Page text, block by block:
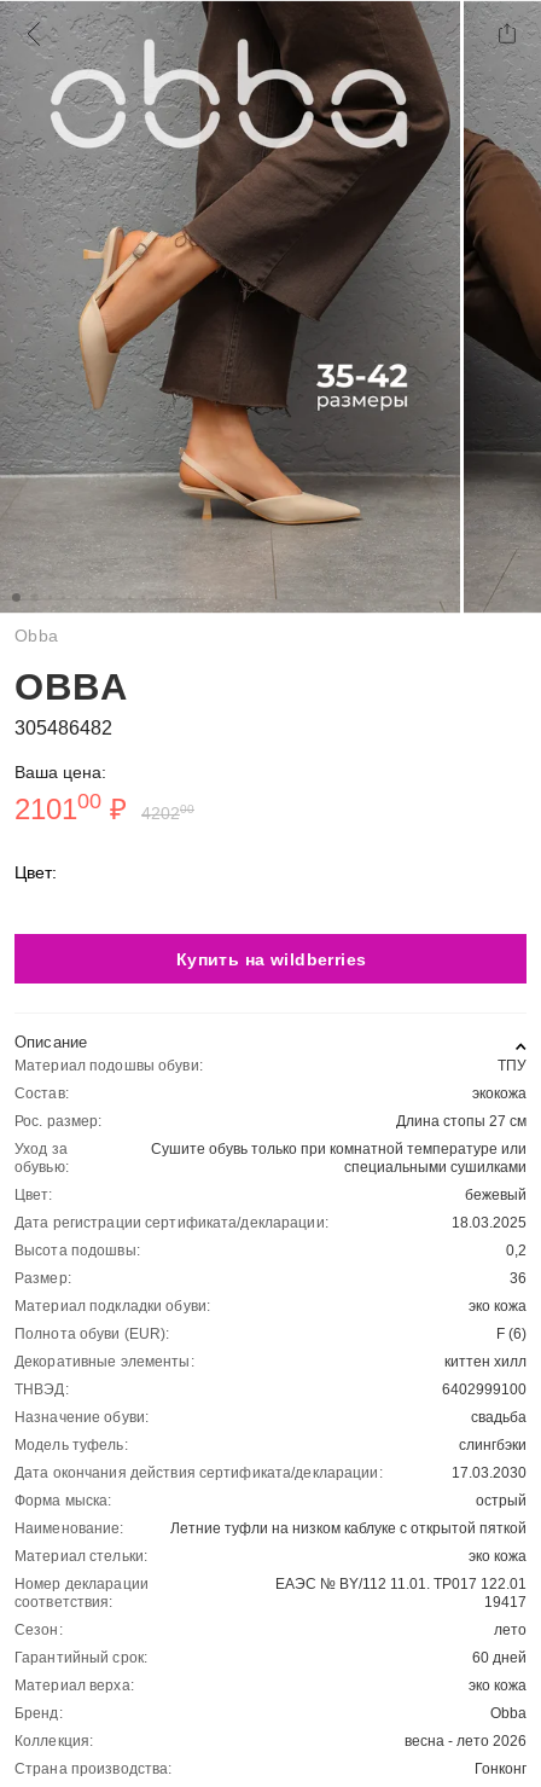
Obba
OBBA
305486482
Ваша цена:
210100 ₽ 420200
Цвет:
Купить на wildberries
Описание
Материал подошвы обуви:
ТПУ
Состав:
экокожа
Рос. размер:
Длина стопы 27 см
Уход за
обувью:
Сушите обувь только при комнатной температуре или
специальными сушилками
Цвет:
бежевый
Дата регистрации сертификата/декларации:
18.03.2025
Высота подошвы:
0,2
Размер:
36
Материал подкладки обуви:
эко кожа
Полнота обуви (EUR):
F (6)
Декоративные элементы:
киттен хилл
ТНВЭД:
6402999100
Назначение обуви:
свадьба
Модель туфель:
слингбэки
Дата окончания действия сертификата/декларации:
17.03.2030
Форма мыска:
острый
Наименование:
Летние туфли на низком каблуке с открытой пяткой
Материал стельки:
эко кожа
Номер декларации
соответствия:
ЕАЭС № BY/112 11.01. ТР017 122.01
19417
Сезон:
лето
Гарантийный срок:
60 дней
Материал верха:
эко кожа
Бренд:
Obba
Коллекция:
весна - лето 2026
Страна производства:
Гонконг